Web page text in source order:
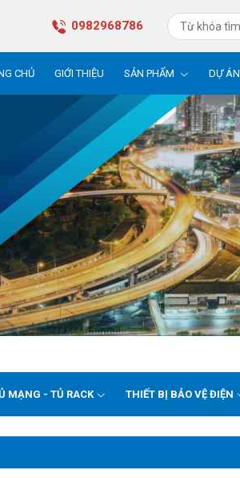
0982968786
CHỦ GIỚI THIỆU SẢN PHẨM DỰ ÁN
MẠNG - TỦ RACK THIẾT BỊ BẢO VỆ ĐIỆN